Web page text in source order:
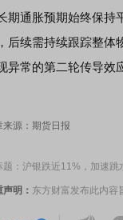
期通胀预期始终保持
后续需持续跟踪整体
异常的第二轮传导效
来源：期货日报
题：沪银跌近11%，加速跳
明： 东方财富发布此内容